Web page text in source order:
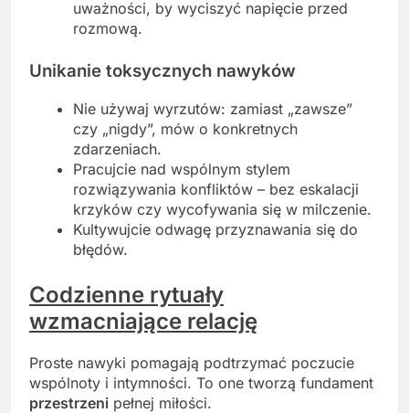
uważności, by wyciszyć napięcie przed
rozmową.
Unikanie toksycznych nawyków
Nie używaj wyrzutów: zamiast „zawsze”
czy „nigdy”, mów o konkretnych
zdarzeniach.
Pracujcie nad wspólnym stylem
rozwiązywania konfliktów – bez eskalacji
krzyków czy wycofywania się w milczenie.
Kultywujcie odwagę przyznawania się do
błędów.
Codzienne rytuały
wzmacniające relację
Proste nawyki pomagają podtrzymać poczucie
wspólnoty i intymności. To one tworzą fundament
przestrzeni pełnej miłości.